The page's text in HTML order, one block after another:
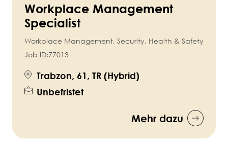
Workplace Management
Specialist
Workplace Management, Security, Health & Safety
Job ID:77013
Trabzon, 61, TR (Hybrid)
Unbefristet
Mehr dazu